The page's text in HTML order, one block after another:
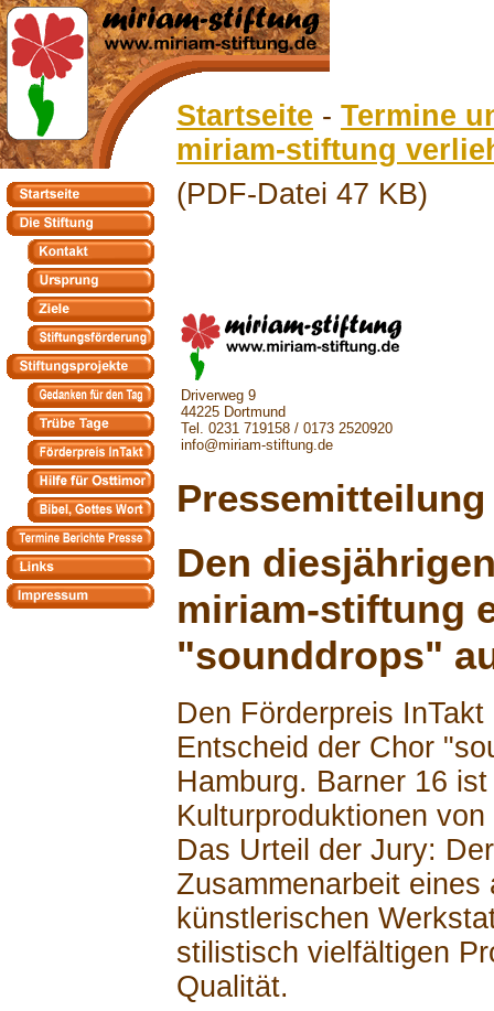
Startseite - Termine
miriam-stiftung
(PDF-Datei 47 KB)
Driverweg 9
44225 Dortmund
Tel. 0231 719158 / 0173 2520920
info@miriam-stiftung.de
Pressemitteilung
Den
miriam-stiftung
"sounddrops"
Den Förderpreis
Entscheid der Chor
Hamburg. Barner 16
Kulturproduktionen
Das Urteil der Jury:
Zusammenarbeit
künstlerischen
stilistisch vielfältigen
Qualität.